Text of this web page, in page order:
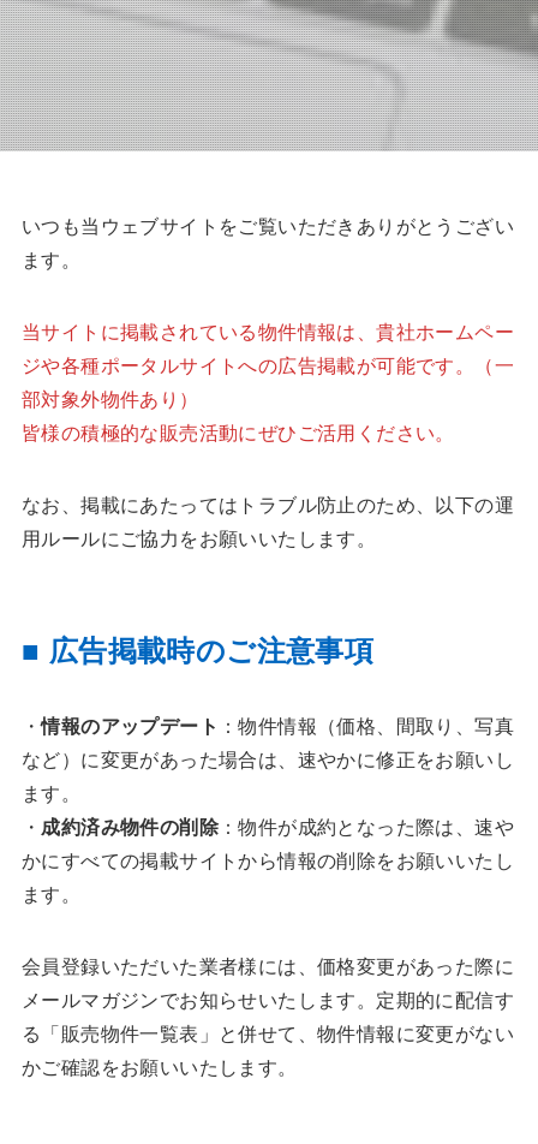
いつも当ウェブサイトをご覧いただきありがとうござい
ます。
当サイトに掲載されている物件情報は、貴社ホームペー
ジや各種ポータルサイトへの広告掲載が可能です。（一
部対象外物件あり）
皆様の積極的な販売活動にぜひご活用ください。
なお、掲載にあたってはトラブル防止のため、以下の運
用ルールにご協力をお願いいたします。
■ 広告掲載時のご注意事項
・情報のアップデート ：物件情報（価格、間取り、写真
など）に変更があった場合は、速やかに修正をお願いし
ます。
・ 成約済み物件の削除：物件が成約となった際は、速や
かにすべての掲載サイトから情報の削除をお願いいたし
ます。
会員登録いただいた業者様には、価格変更があった際に
メールマガジンでお知らせいたします。定期的に配信す
る「販売物件一覧表」と併せて、物件情報に変更がない
かご確認をお願いいたします。